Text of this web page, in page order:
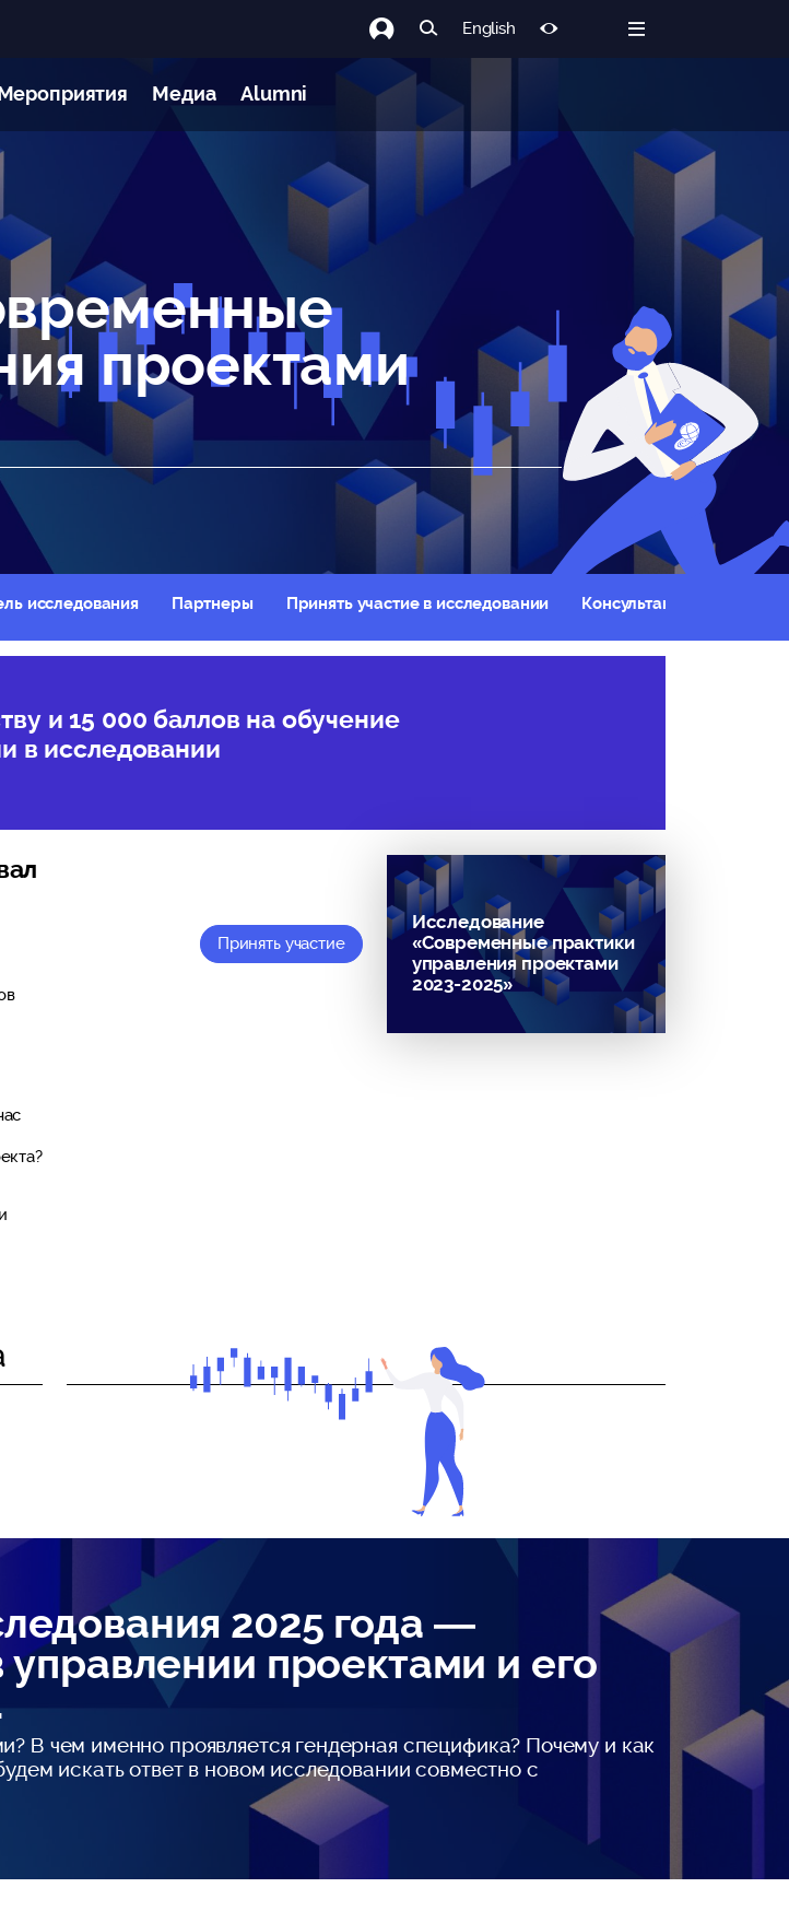
English
Медиа Alumni
проектами
исследования Партнеры Принять участие в исследовании Консультанты
и 15 000 баллов на обучение
в исследовании
Исследование
«Современные практики
управления проектами
2023-2025»
Принять участие
2025 года —
проектами и его
В чем именно проявляется гендерная специфика? Почему и как
искать ответ в новом исследовании совместно с